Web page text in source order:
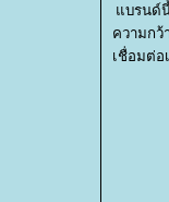
บรนด์นี้
ความก
เชื่อมต่อ